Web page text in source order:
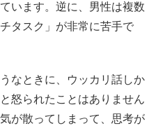
います。逆に、男性は複数
タスク」が非常に苦手で
なときに、ウッカリ話しか
怒られたことはありません
が散ってしまって、思考が